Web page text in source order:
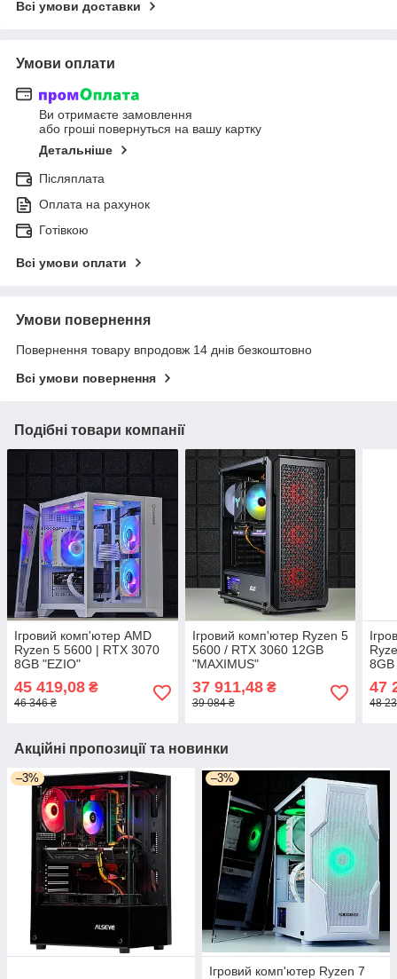
Всі умови доставки
Умови оплати
Ви отримаєте замовлення
або гроші повернуться на вашу картку
Детальніше
Післяплата
Оплата на рахунок
Готівкою
Всі умови оплати
Умови повернення
Повернення товару впродовж 14 днів безкоштовно
Всі умови повернення
Подібні товари компанії
Ігровий комп'ютер AMD
Ryzen 5 5600 | RTX 3070
8GB "EZIO"
45 419,08 ₴
46 346 ₴
Ігровий комп'ютер Ryzen 5
5600 / RTX 3060 12GB
"MAXIMUS"
37 911,48₴
39 084 ₴
47
48
Акційні пропозиції та новинки
–3% –3%
Ігровий комп'ютер Ryzen 7